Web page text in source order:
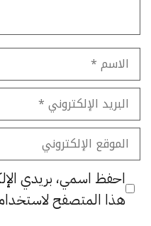
الاسم
البريد
الإلكتروني
الموقع
الإلكتروني
احفظ اسمي، بريدي
هذا المتصفح